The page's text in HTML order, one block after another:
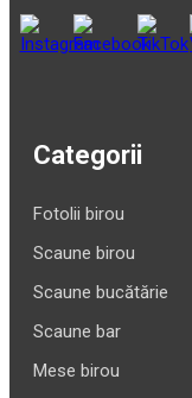
Categorii
Fotolii birou
Scaune birou
Scaune bucătărie
Scaune bar
Mese birou